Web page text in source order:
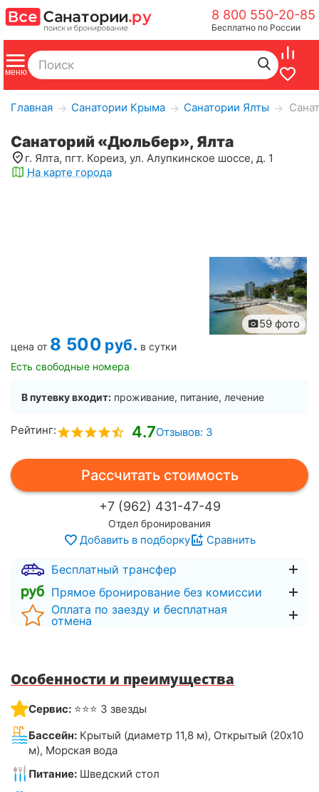
8 800 550-20-85
Бесплатно по России
Главная → Санатории Крыма → Санатории Ялты →
Санаторий «Дюльбер», Ялта
г. Ялта, пгт. Кореиз, ул. Алупкинское шоссе, д. 1
На карте города
59 фото
цена от 8 500 руб. в сутки
Есть свободные номера
В путевку входит: проживание, питание, лечение
Рейтинг: 4.7Отзывов: 3
Рассчитать стоимость
+7 (962) 431-47-49
Отдел бронирования
Добавить в подборку Сравнить
Бесплатный трансфер
Прямое бронирование без комиссии
Оплата по заезду и бесплатная
отмена
Особенности и преимущества
Сервис: ⭐⭐⭐ 3 звезды
Бассейн: Крытый (диаметр 11,8 м), Открытый (20х10
м), Морская вода
Питание: Шведский стол